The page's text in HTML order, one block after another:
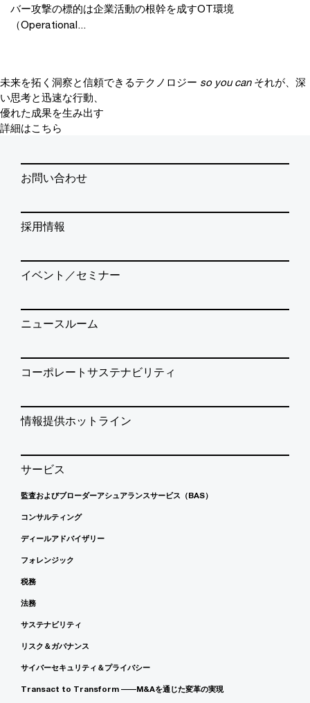
バー攻撃の標的は企業活動の根幹を成すOT環境
（Operational...
未来を拓く洞察と信頼できるテクノロジー so you can それが、深
い思考と迅速な行動、
優れた成果を生み出す
詳細はこちら
お問い合わせ
採用情報
イベント／セミナー
ニュースルーム
コーポレートサステナビリティ
情報提供ホットライン
サービス
監査およびブローダーアシュアランスサービス（BAS）
コンサルティング
ディールアドバイザリー
フォレンジック
税務
法務
サステナビリティ
リスク＆ガバナンス
サイバーセキュリティ＆プライバシー
Transact to Transform ――M&Aを通じた変革の実現